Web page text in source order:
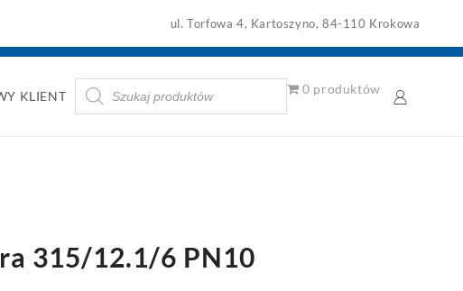
ul. Torfowa 4, Kartoszyno, 84-110 Krokowa
KLIENT
Wyszukiwarka
produktów
0 produktów
315/12.1/6 PN10